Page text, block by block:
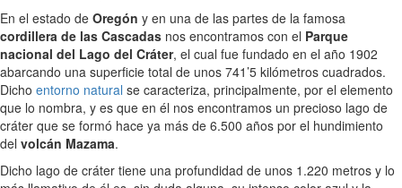
En el estado de Oregón y en una de las partes de la famosa
cordillera de las Cascadas nos encontramos con el Parque
nacional del Lago del Cráter, el cual fue fundado en el año 1902
abarcando una superficie total de unos 741’5 kilómetros cuadrados.
Dicho entorno natural se caracteriza, principalmente, por el elemento
que lo nombra, y es que en él nos encontramos un precioso lago de
cráter que se formó hace ya más de 6.500 años por el hundimiento
del volcán Mazama.
Dicho lago de cráter tiene una profundidad de unos 1.220 metros y lo